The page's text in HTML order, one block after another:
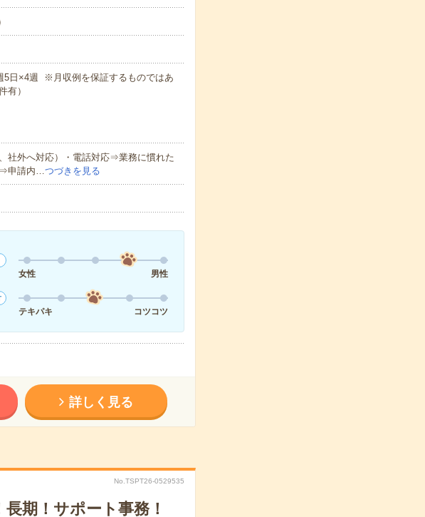
日×4週 ※月収例を保証するものではあ
有）
社外へ対応）・電話対応⇒業務に慣れた
⇒申請内…つづきを見る
女性
男性
テキパキ
コツコツ
詳しく見る
No.TSPT26-0529535
期！サポート事務！